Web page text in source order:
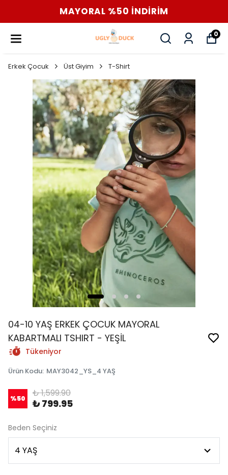
MAYORAL %50 İNDİRİM
0
Erkek Çocuk Üst Giyim T-Shirt
04-10 YAŞ ERKEK ÇOCUK MAYORAL
KABARTMALI TSHIRT - YEŞİL
Tükeniyor
Ürün Kodu: MAY3042_YS_4 YAŞ
%50 ₺ 1,599.90
₺ 799.95
Beden Seçiniz